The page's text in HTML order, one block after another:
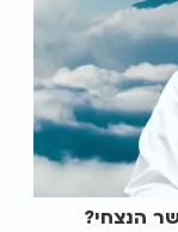
הנצחי?